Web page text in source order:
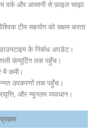
वर्क और आसानी से फ़ाइल साझा
टीम सहयोग को सक्षम करता
के निर्बाध अपडेट।
कंप्यूटिंग तक पहुँच।
कमी।
उपकरणों तक पहुँच।
और न्यूनतम व्यवधान।